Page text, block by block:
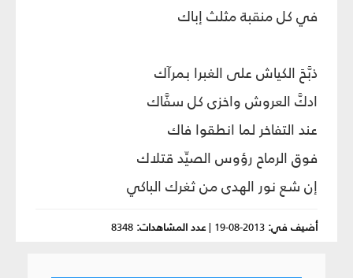
في كل منقبة مثلث إباك
ذبَّحَ الكياش على الغبرا بمرآك
ادكَّ العروش واخزى كل سفَّاك
عند التفاخر لما انطقوا فاك
فوق الرماح رؤوس الصيِّد قتلاك
إن شع نور الهدى من ثغرك الباكي
أضيف في: 2013-08-19
|عدد المشاهدات: 8348